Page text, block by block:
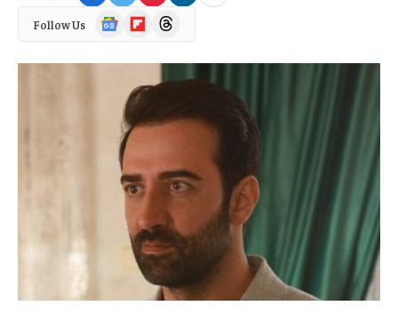
Follow Us
Google
News
FlipboardThreads